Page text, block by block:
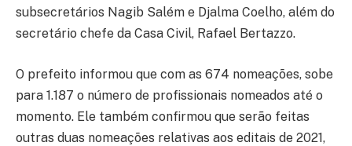
subsecretários Nagib Salém e Djalma Coelho, além do
secretário chefe da Casa Civil, Rafael Bertazzo.
O prefeito informou que com as 674 nomeações, sobe
para 1.187 o número de profissionais nomeados até o
momento. Ele também confirmou que serão feitas
outras duas nomeações relativas aos editais de 2021,